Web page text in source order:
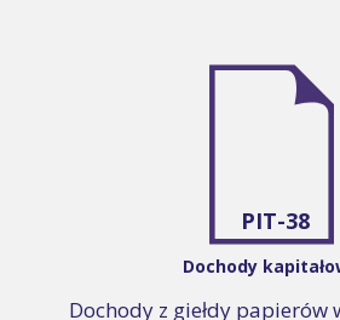
PIT-38
Dochody
Dochody z giełdy papierów